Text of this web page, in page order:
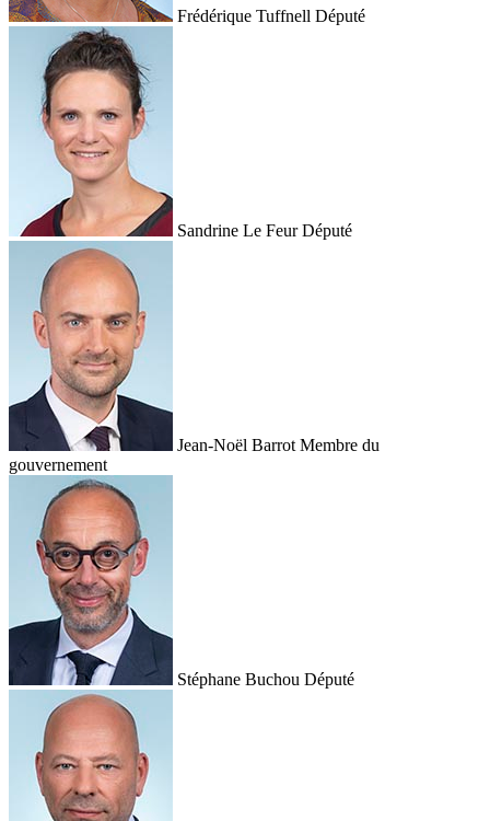
Frédérique Tuffnell Député
Sandrine Le Feur Député
Jean-Noël Barrot Membre du
gouvernement
Stéphane Buchou Député